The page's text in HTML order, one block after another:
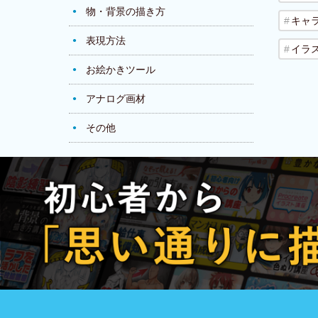
物・背景の描き方
表現方法
お絵かきツール
アナログ画材
その他
キャ
イラ